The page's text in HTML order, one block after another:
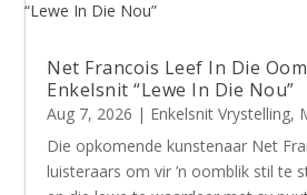
Net Francois Leef In Die
Enkelsnit “Lewe In Die Nou”
Aug 7, 2026 | Enkelsnit Vrystelling,
Die opkomende kunstenaar Net
luisteraars om vir ’n oomblik stil te